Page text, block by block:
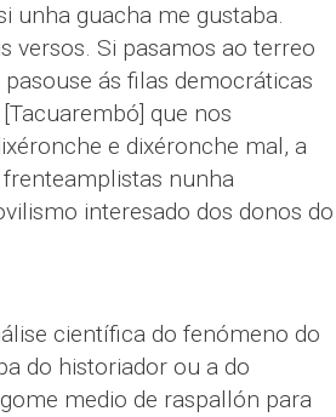
unha guacha me gustaba.
versos. Si pasamos ao terreo
ás filas democráticas
que nos
e dixéronche mal, a
nunha
interesado dos donos do
científica do fenómeno do
do historiador ou a do
medio de raspallón para